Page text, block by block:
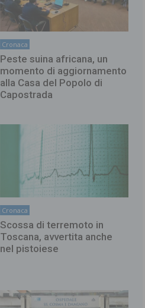
Cronaca
Peste suina africana, un
momento di aggiornamento
alla Casa del Popolo di
Capostrada
Cronaca
Scossa di terremoto in
Toscana, avvertita anche
nel pistoiese